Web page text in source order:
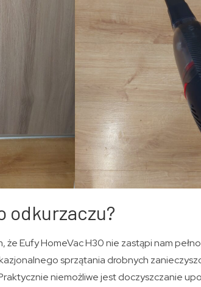
odkurzaczu?
że Eufy HomeVac H30 nie zastąpi nam
sprzątania drobnych
niemożliwe jest doczyszczanie